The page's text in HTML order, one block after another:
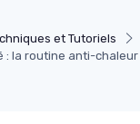
et Tutoriels
: la routine anti-